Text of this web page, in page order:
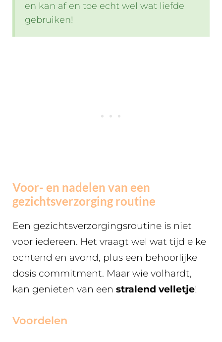
en kan af en toe echt wel wat liefde
gebruiken!
Voor- en nadelen van een
gezichtsverzorging routine
Een gezichtsverzorgingsroutine is niet
voor iedereen. Het vraagt wel wat tijd elke
ochtend en avond, plus een behoorlijke
dosis commitment. Maar wie volhardt,
kan genieten van een stralend velletje!
Voordelen